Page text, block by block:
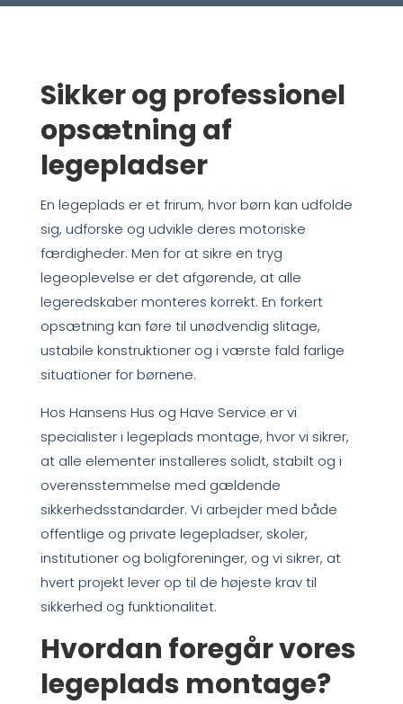
Sikker og professionel
opsætning af
legepladser
En legeplads er et frirum, hvor børn kan udfolde
sig, udforske og udvikle deres motoriske
færdigheder. Men for at sikre en tryg
legeoplevelse er det afgørende, at alle
legeredskaber monteres korrekt. En forkert
opsætning kan føre til unødvendig slitage,
ustabile konstruktioner og i værste fald farlige
situationer for børnene.
Hos Hansens Hus og Have Service er vi
specialister i legeplads montage, hvor vi sikrer,
at alle elementer installeres solidt, stabilt og i
overensstemmelse med gældende
sikkerhedsstandarder. Vi arbejder med både
offentlige og private legepladser, skoler,
institutioner og boligforeninger, og vi sikrer, at
hvert projekt lever op til de højeste krav til
sikkerhed og funktionalitet.
Hvordan foregår vores
legeplads montage?